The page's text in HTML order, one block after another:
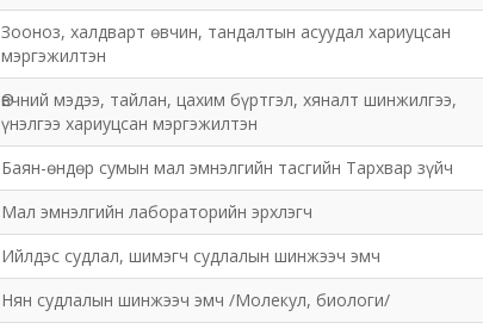
Зооноз, халдварт өвчин, тандалтын асуудал хариуцсан
мэргэжилтэн
Өвчний мэдээ, тайлан, цахим бүртгэл, хяналт шинжилгээ,
үнэлгээ хариуцсан мэргэжилтэн
Баян-өндөр сумын мал эмнэлгийн тасгийн Тархвар зүйч
Мал эмнэлгийн лабораторийн эрхлэгч
Ийлдэс судлал, шимэгч судлалын шинжээч эмч
Нян судлалын шинжээч эмч /Молекул, биологи/